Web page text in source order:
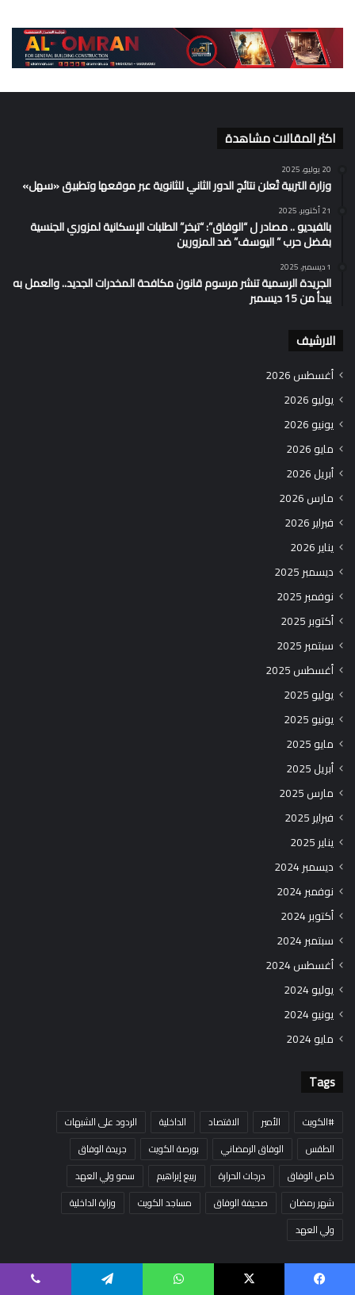
اكثر المقالات مشاهدة
20 يوليو، 2025
وزارة التربية تُعلن نتائج الدور الثاني للثانوية عبر موقعها وتطبيق «سهل»
21 أكتوبر، 2025
بالفيديو .. مصادر ل “الوفاق”: “تبخر” الطلبات الإسكانية لمزوري الجنسية
بفضل حرب ” اليوسف” ضد المزورين
1 ديسمبر، 2025
الجريدة الرسمية تنشر مرسوم قانون مكافحة المخدرات الجديد.. والعمل به
يبدأ من 15 ديسمبر
الارشيف
أغسطس 2026
يوليو 2026
يونيو 2026
مايو 2026
أبريل 2026
مارس 2026
فبراير 2026
يناير 2026
ديسمبر 2025
نوفمبر 2025
أكتوبر 2025
سبتمبر 2025
أغسطس 2025
يوليو 2025
يونيو 2025
مايو 2025
أبريل 2025
مارس 2025
فبراير 2025
يناير 2025
ديسمبر 2024
نوفمبر 2024
أكتوبر 2024
سبتمبر 2024
أغسطس 2024
يوليو 2024
يونيو 2024
مايو 2024
Tags
#الكويت الأمير الاقتصاد الداخلية
الردود على الشبهات
الطقس
الوفاق الرمضاني بورصة الكويت
جريدة الوفاق
خاص الوفاق
درجات الحرارة ربيع إبراهيم
سمو ولي العهد
شهر رمضان
صحيفة الوفاق مساجد الكويت
وزارة الداخلية
ولي العهد